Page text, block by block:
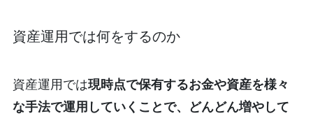
資産運用では何をするのか
資産運用では現時点で保有するお金や資産を様々
な手法で運用していくことで、どんどん増やして